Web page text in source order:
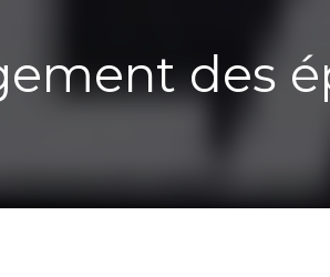
des